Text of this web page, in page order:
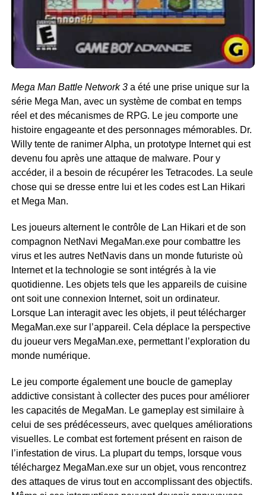
Mega Man Battle Network 3a été une prise unique sur la
série Mega Man, avec un système de combat en temps
réel et des mécanismes de RPG. Le jeu comporte une
histoire engageante et des personnages mémorables. Dr.
Willy tente de ranimer Alpha, un prototype Internet qui est
devenu fou après une attaque de malware. Pour y
accéder, il a besoin de récupérer les Tetracodes. La seule
chose qui se dresse entre lui et les codes est Lan Hikari
et Mega Man.
Les joueurs alternent le contrôle de Lan Hikari et de son
compagnon NetNavi MegaMan.exe pour combattre les
virus et les autres NetNavis dans un monde futuriste où
Internet et la technologie se sont intégrés à la vie
quotidienne. Les objets tels que les appareils de cuisine
ont soit une connexion Internet, soit un ordinateur.
Lorsque Lan interagit avec les objets, il peut télécharger
MegaMan.exe sur l’appareil. Cela déplace la perspective
du joueur vers MegaMan.exe, permettant l’exploration du
monde numérique.
Le jeu comporte également une boucle de gameplay
addictive consistant à collecter des puces pour améliorer
les capacités de MegaMan. Le gameplay est similaire à
celui de ses prédécesseurs, avec quelques améliorations
visuelles. Le combat est fortement présent en raison de
l’infestation de virus. La plupart du temps, lorsque vous
téléchargez MegaMan.exe sur un objet, vous rencontrez
des attaques de virus tout en accomplissant des objectifs.